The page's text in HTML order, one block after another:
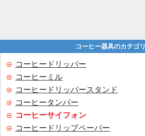
コーヒー器具のカテゴリ
コーヒードリッパー
コーヒーミル
コーヒードリッパースタンド
コーヒータンパー
コーヒーサイフォン
コーヒードリップペーパー